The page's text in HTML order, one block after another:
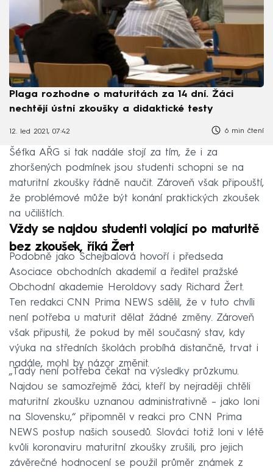
Plaga rozhodne o maturitách za 14 dní. Žáci
nechtějí ústní zkoušky a didaktické testy
12. led 2021, 07:42 6 min čtení
Šéfka AŘG si tak nadále stojí za tím, že i za
zhoršených podmínek jsou studenti schopni se na
maturitní zkoušky řádně naučit. Zároveň však připouští,
že problémové může být konání praktických zkoušek
na učilištích.
Vždy se najdou studenti volající po maturitě
bez zkoušek, říká Žert
Podobně jako Schejbalová hovoří i předseda
Asociace obchodních akademií a ředitel pražské
Obchodní akademie Heroldovy sady Richard Žert.
Ten redakci CNN Prima NEWS sdělil, že v tuto chvíli
není potřeba u maturit dělat žádné změny. Zároveň
však připustil, že pokud by měl současný stav, kdy
výuka na středních školách probíhá distančně, trvat i
nadále, mohl by názor změnit.
„Tady není potřeba čekat na výsledky průzkumu.
Najdou se samozřejmě žáci, kteří by nejraději chtěli
maturitní zkoušku uznanou administrativně – jako loni
na Slovensku,“ připomněl v reakci pro CNN Prima
NEWS postup našich sousedů. Slováci totiž loni v létě
kvůli koronaviru maturitní zkoušky zrušili, pro jejich
závěrečné hodnocení se použil průměr známek z